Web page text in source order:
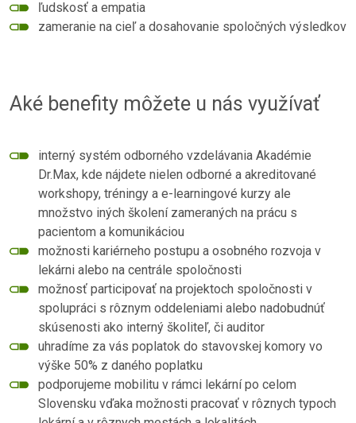
ľudskosť a empatia
zameranie na cieľ a dosahovanie spoločných výsledkov
Aké benefity môžete u nás využívať
interný systém odborného vzdelávania Akadémie
Dr.Max, kde nájdete nielen odborné a akreditované
workshopy, tréningy a e-learningové kurzy ale
množstvo iných školení zameraných na prácu s
pacientom a komunikáciou
možnosti kariérneho postupu a osobného rozvoja v
lekárni alebo na centrále spoločnosti
možnosť participovať na projektoch spoločnosti v
spolupráci s rôznym oddeleniami alebo nadobudnúť
skúsenosti ako interný školiteľ, či auditor
uhradíme za vás poplatok do stavovskej komory vo
výške 50% z daného poplatku
podporujeme mobilitu v rámci lekární po celom
Slovensku vďaka možnosti pracovať v rôznych typoch